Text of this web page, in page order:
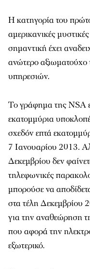
Η κατηγορία του
αμερικανικές
σημαντική έχει
ανώτερο
υπηρεσιών.
Το γράφημα της NSA
εκατομμύρια
σχεδόν επτά
7 Ιανουαρίου 2013.
Δεκεμβρίου δεν
τηλεφωνικές
μπορούσε να
στα τέλη Δεκεμβρίου
για την αναθεώρηση
που αφορά την
εξωτερικό.